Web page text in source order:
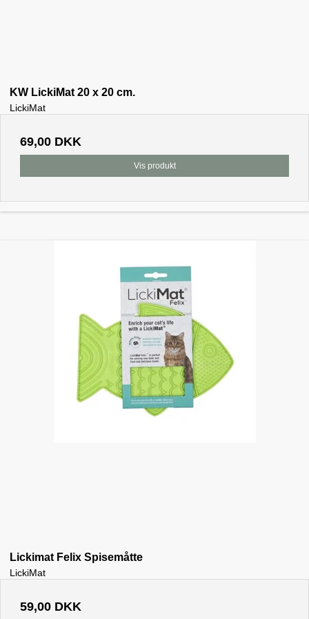
KW LickiMat 20 x 20 cm.
LickiMat
69,00 DKK
Vis produkt
Lickimat Felix Spisemåtte
LickiMat
59,00 DKK